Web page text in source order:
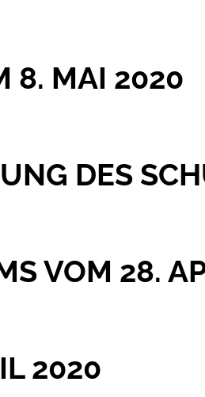
8. MAI 2020
DES
VOM 28.
2020